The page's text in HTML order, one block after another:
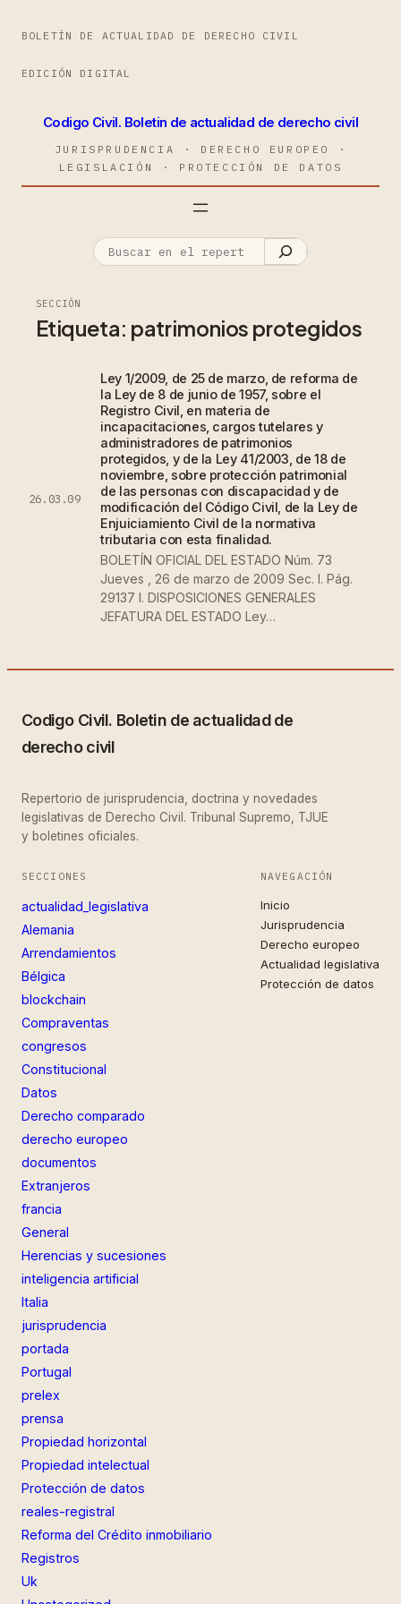
BOLETÍN DE ACTUALIDAD DE DERECHO CIVIL
EDICIÓN DIGITAL
Codigo Civil. Boletin de actualidad de derecho civil
JURISPRUDENCIA · DERECHO EUROPEO ·
LEGISLACIÓN · PROTECCIÓN DE DATOS
SECCIÓN
Etiqueta: patrimonios protegidos
26.03.09
Ley 1/2009, de 25 de marzo, de reforma de
la Ley de 8 de junio de 1957, sobre el
Registro Civil, en materia de
incapacitaciones, cargos tutelares y
administradores de patrimonios
protegidos, y de la Ley 41/2003, de 18 de
noviembre, sobre protección patrimonial
de las personas con discapacidad y de
modificación del Código Civil, de la Ley de
Enjuiciamiento Civil de la normativa
tributaria con esta finalidad.
BOLETÍN OFICIAL DEL ESTADO Núm. 73
Jueves , 26 de marzo de 2009 Sec. I. Pág.
29137 I. DISPOSICIONES GENERALES
JEFATURA DEL ESTADO Ley…
Codigo Civil. Boletin de actualidad de
derecho civil
Repertorio de jurisprudencia, doctrina y novedades
legislativas de Derecho Civil. Tribunal Supremo, TJUE
y boletines oficiales.
SECCIONES
actualidad_legislativa
Alemania
Arrendamientos
Bélgica
blockchain
Compraventas
congresos
Constitucional
Datos
Derecho comparado
derecho europeo
documentos
Extranjeros
francia
General
Herencias y sucesiones
inteligencia artificial
Italia
jurisprudencia
portada
Portugal
prelex
prensa
Propiedad horizontal
Propiedad intelectual
Protección de datos
reales-registral
Reforma del Crédito inmobiliario
Registros
Uk
NAVEGACIÓN
Inicio
Jurisprudencia
Derecho europeo
Actualidad legislativa
Protección de datos